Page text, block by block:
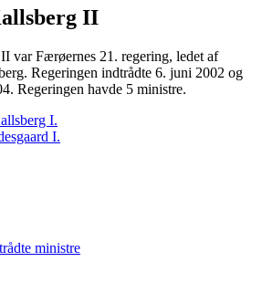
II
var Færøernes 21. regering, ledet af
Regeringen indtrådte 6. juni 2002 og
Regeringen havde 5 ministre.
I.
I.
ministre